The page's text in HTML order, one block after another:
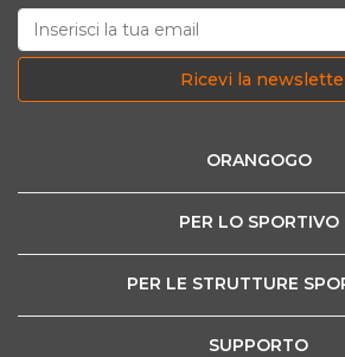
Ricevi la
ORANGOGO
PER LO SPORTIVO
PER LE STRUTTURE
SUPPORTO